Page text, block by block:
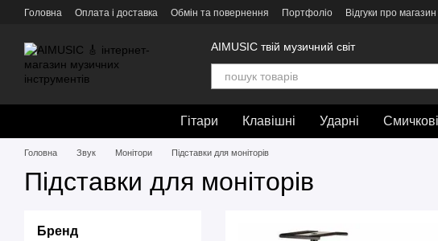
Перейти до основного контенту
Головна Оплата і доставка Обмін та повернення Портфоліо Відгуки про магазин
AIMUSIC твій музичний світ
Гітари Клавішні Ударні Смичкові
Головна Звук Монітори Підставки для моніторів
Підставки для моніторів
Бренд